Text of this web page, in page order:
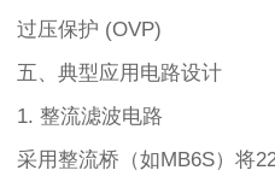
过压保护 (OVP)
五、典型应用电路设计
1. 整流滤波电路
采用整流桥（如MB6S）将